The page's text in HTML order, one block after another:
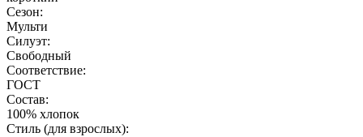
Сезон:
Мульти
Силуэт:
Свободный
Соответствие:
ГОСТ
Состав:
100% хлопок
Стиль (для взрослых):